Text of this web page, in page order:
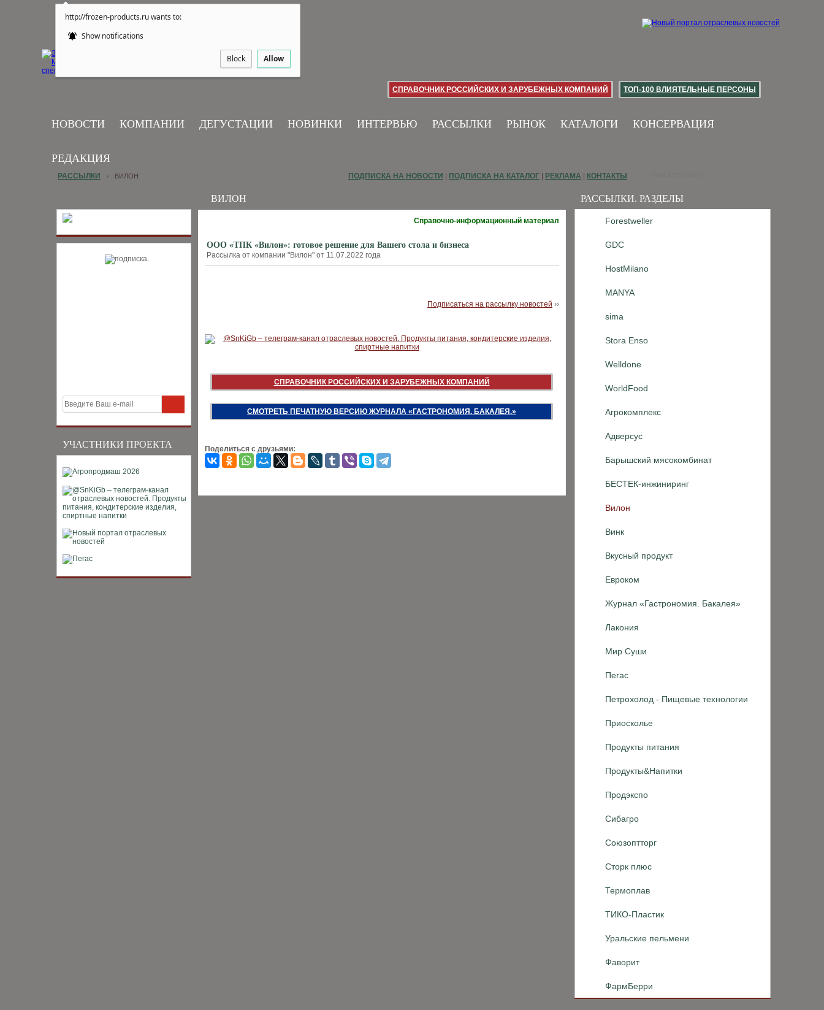
http://frozen-products.ru wants to:
Show notifications
Block Allow
СПРАВОЧНИК РОССИЙСКИХ И ЗАРУБЕЖНЫХ КОМПАНИЙ ТОП-100 ВЛИЯТЕЛЬНЫЕ ПЕРСОНЫ
НОВОСТИ КОМПАНИИ ДЕГУСТАЦИИ НОВИНКИ ИНТЕРВЬЮ РАССЫЛКИ РЫНОК КАТАЛОГИ КОНСЕРВАЦИЯ
РЕДАКЦИЯ
УЧАСТНИКИ ПРОЕКТА
РАССЫЛКИ. РАЗДЕЛЫ
Forestweller
GDC
HostMilano
MANYA
sima
Stora Enso
Welldone
WorldFood
Агрокомплекс
Адверсус
Барышский мясокомбинат
БЕСТЕК-инжиниринг
Вилон
Винк
Вкусный продукт
Евроком
Журнал «Гастрономия. Бакалея»
Лакония
Мир Суши
Пегас
Петрохолод - Пищевые технологии
Приосколье
Продукты питания
Продукты&Напитки
Продэкспо
Сибагро
Союзоптторг
Сторк плюс
Термоплав
ТИКО-Пластик
Уральские пельмени
Фаворит
ФармБерри
РАССЫЛКИ › ВИЛОН ПОДПИСКА НА НОВОСТИ ПОДПИСКА НА КАТАЛОГ РЕКЛАМА КОНТАКТЫ
ВИЛОН
Справочно-информационный материал
ООО «ТПК «Вилон»: готовое решение для Вашего стола и бизнеса
Рассылка от компании "Вилон" от 11.07.2022 года
Подписаться на рассылку новостей ››
СПРАВОЧНИК РОССИЙСКИХ И ЗАРУБЕЖНЫХ КОМПАНИЙ
СМОТРЕТЬ ПЕЧАТНУЮ ВЕРСИЮ ЖУРНАЛА «ГАСТРОНОМИЯ. БАКАЛЕЯ.»
Поделиться с друзьями: